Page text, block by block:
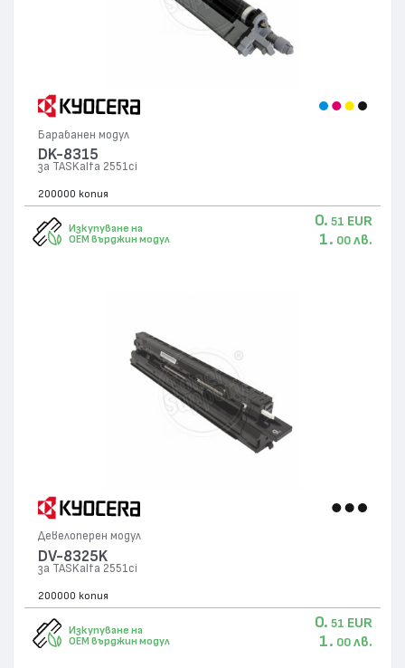
Барабанен модул
DK-8315
за TASKalfa 2551ci
200000 копия
Изкупуване на
OEM върджин модул
0. 51 EUR
1. 00 лв.
Девелоперен модул
DV-8325K
за TASKalfa 2551ci
200000 копия
Изкупуване на
OEM върджин модул
0. 51 EUR
1. 00 лв.